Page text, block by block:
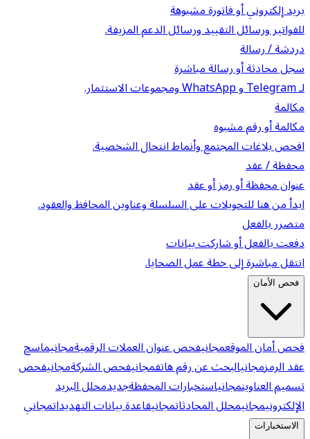
بريد إلكتروني أو فاتورة مشبوهة
للفواتير ورسائل التقييد ورسائل الدعم المزيفة.
دردشة / رسالة
سجل محادثة أو رسالة مباشرة
لـ Telegram و WhatsApp ومجموعات الاستثمار.
مكالمة
مكالمة أو رقم مشبوه
افحص بلاغات المجتمع وأنماط انتحال الشخصية.
محفظة / عقد
عنوان محفظة أو رمز أو عقد
ابدأ من هنا للتحويلات على السلسلة وعناوين المحافظ والعقود.
متضرر بالفعل
دفعت بالفعل أو شاركت بيانات
انتقل مباشرة إلى خطة عمل الضحايا.
فحص الأمان
فحص أمان الموقعمجانيفحص عنوان العملات الرقميةمجانيماسح
عقد الرمزمجانيالبحث عن رقم هاتفمجانيفحص الشركةمجانيفحص
تسميم العناوينمجانياستخبارات المحفظةجديدمحلل البريد
الإلكترونيمجانيمحلل المحادثاتمجانيقاعدة بيانات التهديداتمجاني
الاستخبارات